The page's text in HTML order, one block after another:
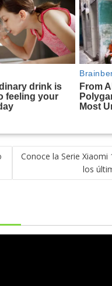
Conoce la Serie Xiaomi
los